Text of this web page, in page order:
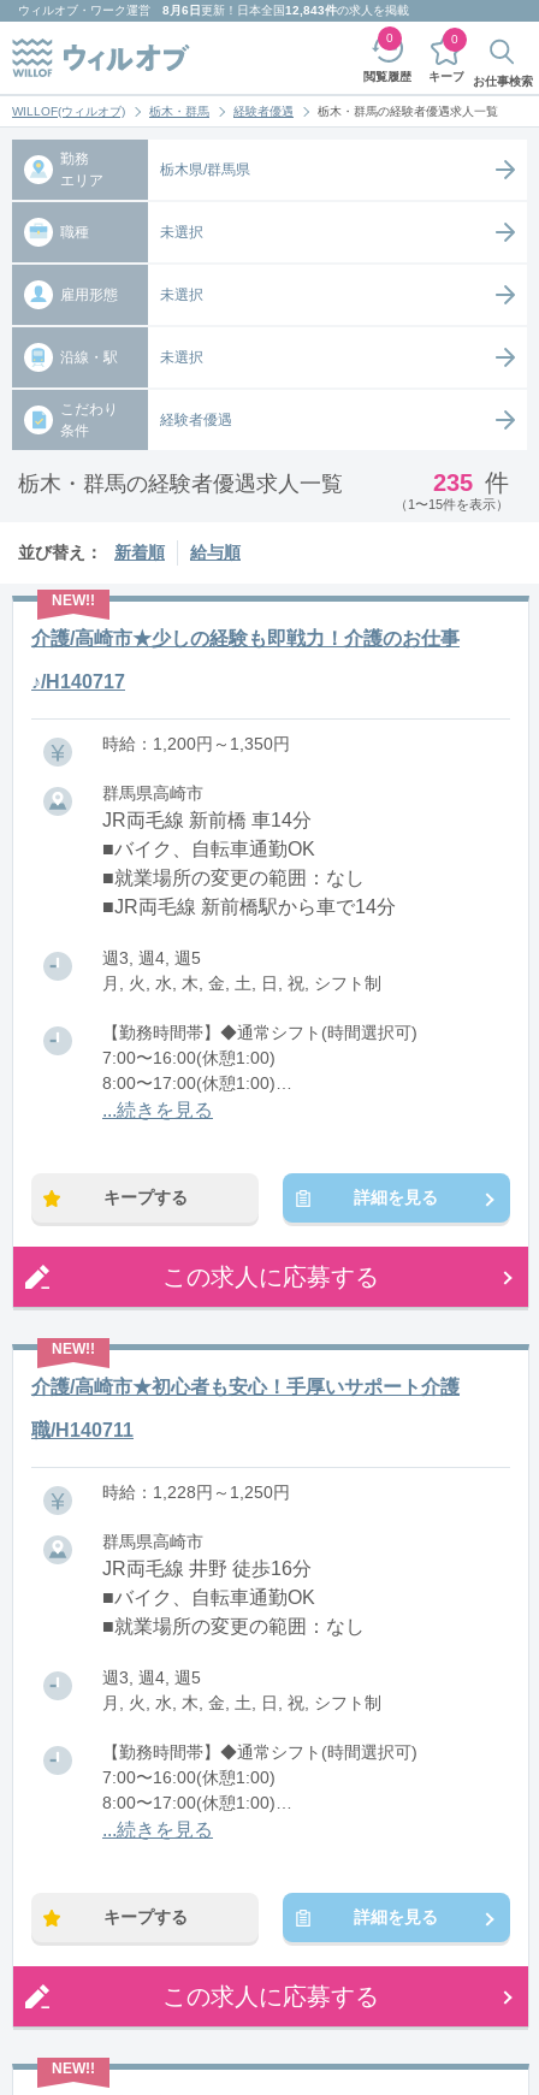
ウィルオブ・ワーク運営 8月6日更新！日本全国12,843件の求人を掲載
閲覧履歴
0
キープ
0
お仕事検索
WILLOF(ウィルオブ) 栃木・群馬 経験者優遇 栃木・群馬の経験者優遇求人一覧
勤務
エリア
栃木県/群馬県
職種 未選択
雇用形態 未選択
沿線・駅 未選択
こだわり
条件
経験者優遇
栃木・群馬の経験者優遇求人一覧 235 件
（1〜15件を表示）
並び替え： 新着順 給与順
介護/高崎市★少しの経験も即戦力！介護のお仕事
♪/H140717
時給：1,200円～1,350円
群馬県高崎市
JR両毛線 新前橋 車14分
■バイク、自転車通勤OK
■就業場所の変更の範囲：なし
■JR両毛線 新前橋駅から車で14分
週3, 週4, 週5
月, 火, 水, 木, 金, 土, 日, 祝, シフト制
【勤務時間帯】◆通常シフト(時間選択可)
7:00〜16:00(休憩1:00)
8:00〜17:00(休憩1:00)
12:00〜21:00(休憩1:00)
...続きを見る
キープする 詳細を見る
この求人に応募する
介護/高崎市★初心者も安心！手厚いサポート介護
職/H140711
時給：1,228円～1,250円
群馬県高崎市
JR両毛線 井野 徒歩16分
■バイク、自転車通勤OK
■就業場所の変更の範囲：なし
週3, 週4, 週5
月, 火, 水, 木, 金, 土, 日, 祝, シフト制
【勤務時間帯】◆通常シフト(時間選択可)
7:00〜16:00(休憩1:00)
8:00〜17:00(休憩1:00)
12:00〜21:00(休憩1:00)
...続きを見る
キープする 詳細を見る
この求人に応募する